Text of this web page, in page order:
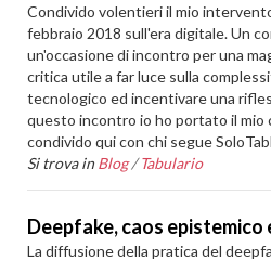
Condivido volentieri il mio
febbraio 2018 sull'era digitale. Un
un'occasione di incontro per una
critica utile a far luce sulla
tecnologico ed incentivare una
questo incontro io ho portato il mio
condivido qui con chi segue
Si trova in Blog /Tabulario
Deepfake, caos epistemico
La diffusione della pratica del